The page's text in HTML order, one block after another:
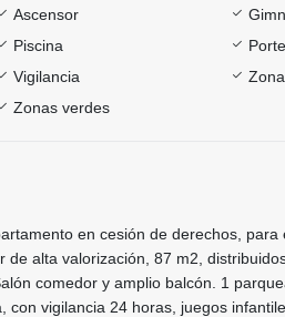
Ascensor
Piscina
Vigilancia
Zonas verdes
en cesión de derechos, para
de alta valorización, 87 m2,
comedor y amplio balcón. 1
con vigilancia 24 horas, juegos